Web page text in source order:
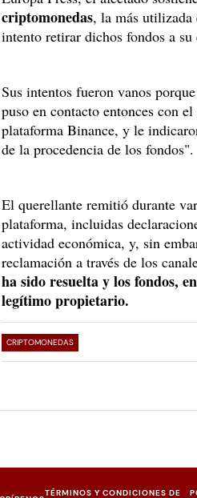
criptomonedas, la más
intento retirar dichos fondos a su
Sus intentos fueron vanos porque
puso en contacto entonces con
plataforma Binance, y le
de la procedencia de los fondos".
El querellante remitió durante
plataforma, incluidas
actividad económica, y, sin
reclamación a través de los
ha sido resuelta y los fondos,
legítimo propietario.
CRIPTOMONEDAS
TÉRMINOS Y CONDICIONES DE